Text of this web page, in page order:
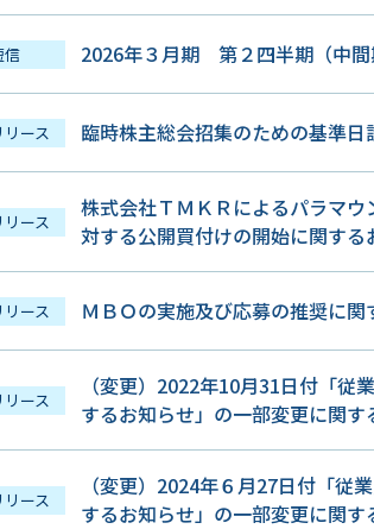
信 2026年３月期 第２四半期（中
ース 臨時株主総会招集のための基準
ース
株式会社ＴＭＫＲによるパラマ
対する公開買付けの開始に関する
ース ＭＢＯの実施及び応募の推奨に関
ース
（変更）2022年10月31日付「
するお知らせ」の一部変更に関す
ース
（変更）2024年６月27日付「従
するお知らせ」の一部変更に関す